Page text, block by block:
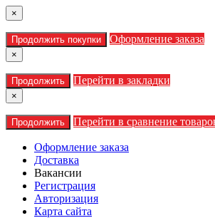
×
Продолжить покупки Оформление заказа
×
Продолжить Перейти в закладки
×
Продолжить Перейти в сравнение
Оформление заказа
Доставка
Вакансии
Регистрация
Авторизация
Карта сайта